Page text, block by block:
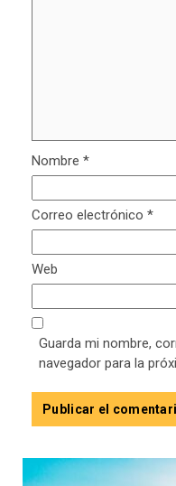
Nombre *
Correo electrónico *
Web
Guarda mi nombre,
navegador para la